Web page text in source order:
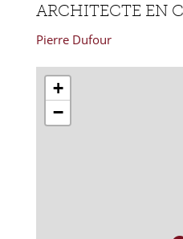
ARCHITECTE EN
Pierre Dufour
+
−